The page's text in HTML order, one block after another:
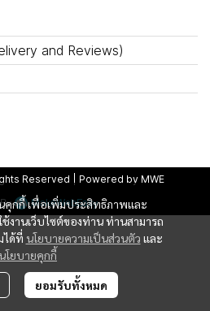
คุกกี้ เพื่อเพิ่มประสิทธิภาพและ
งานเว็บไซต์ของท่าน ท่านสามารถ
ได้ที่ นโยบายความเป็นส่วนตัว และ
นโยบายคุกกี้
ยอมรับทั้งหมด
and Reviews)
Reserved | Powered by MWE
MakeWebEasy